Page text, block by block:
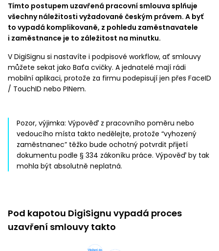
Tímto postupem uzavřená pracovní smlouva splňuje
všechny náležitosti vyžadované českým právem. A byť
to vypadá komplikovaně, z pohledu zaměstnavatele
i zaměstnance je to záležitost na minutku.
V DigiSignu si nastavíte i podpisové workflow, ať smlouvy
můžete sekat jako Baťa cvičky. A jednatelé mají rádi
mobilní aplikaci, protože za firmu podepisují jen přes FaceID
/ TouchID nebo PINem.
Pozor, výjimka: Výpověď z pracovního poměru nebo
vedoucího místa takto nedělejte, protože “vyhozený
zaměstnanec” těžko bude ochotný potvrdit přijetí
dokumentu podle § 334 zákoníku práce. Výpověď by tak
mohla být absolutně neplatná.
Pod kapotou DigiSignu vypadá proces
uzavření smlouvy takto